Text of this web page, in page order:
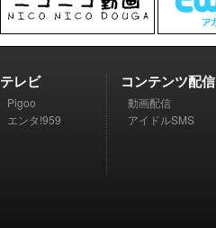
テレビ
Pigoo
エンタ!959
コンテンツ配信
動画配信
アイドルSMS